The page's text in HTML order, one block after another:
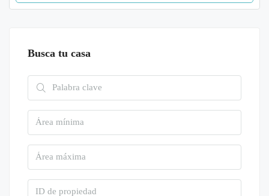
Busca tu casa